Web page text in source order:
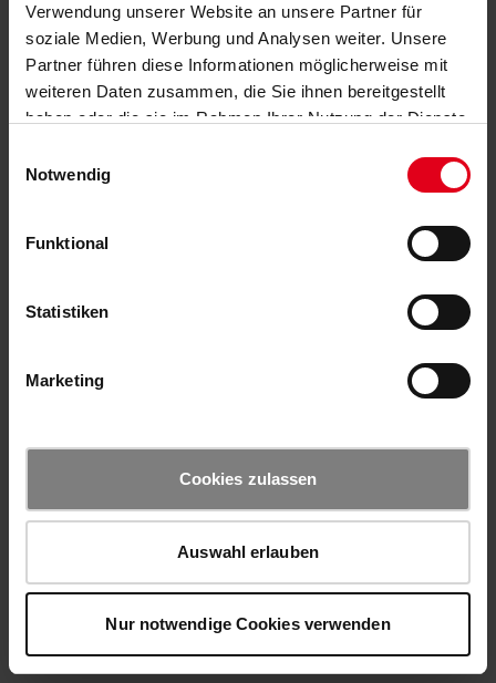
Verwendung unserer Website an unsere Partner für
soziale Medien, Werbung und Analysen weiter. Unsere
Partner führen diese Informationen möglicherweise mit
weiteren Daten zusammen, die Sie ihnen bereitgestellt
haben oder die sie im Rahmen Ihrer Nutzung der Dienste
Notwendig
Funktional
Statistiken
Marketing
Cookies zulassen
Auswahl erlauben
Nur notwendige Cookies verwenden